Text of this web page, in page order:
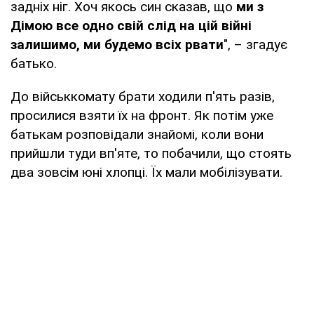
задніх ніг. Хоч якось син сказав, що ми з
Дімою все одно свій слід на цій війні
залишимо, ми будемо всіх рвати", – згадує
батько.
До військкомату брати ходили п'ять разів,
просилися взяти їх на фронт. Як потім уже
батькам розповідали знайомі, коли вони
прийшли туди вп'яте, то побачили, що стоять
два зовсім юні хлопці. Їх мали мобілізувати.